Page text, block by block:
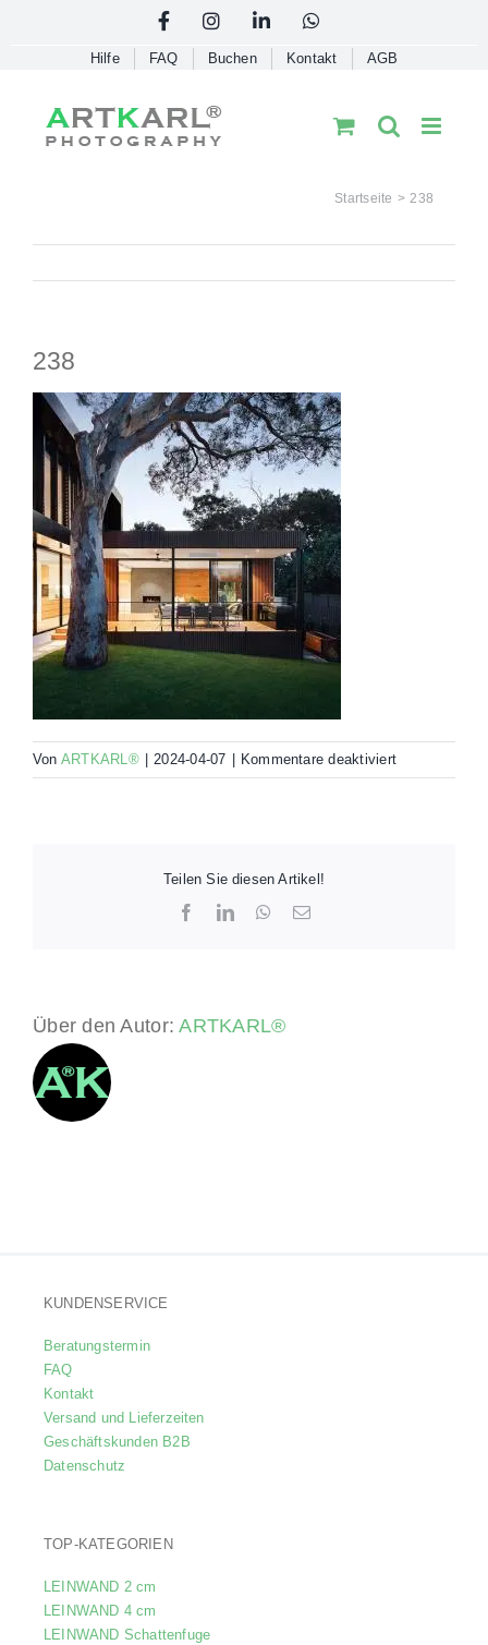
FacebookInstagramLinkedInWhatsApp
Hilfe FAQ Buchen Kontakt AGB
Startseite 238
238
Von ARTKARL® 2024-04-07 Kommentare deaktiviertfür
238
Teilen Sie diesen Artikel!
FacebookLinkedInWhatsApp
E-
Über den Autor:ARTKARL®
KUNDENSERVICE
Beratungstermin
FAQ
Kontakt
Versand und Lieferzeiten
Geschäftskunden B2B
Datenschutz
TOP-KATEGORIEN
LEINWAND 2 cm
LEINWAND 4 cm
LEINWAND Schattenfuge